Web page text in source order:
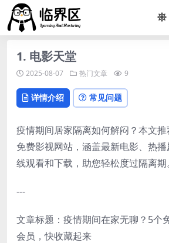
1. 电影天堂
2025-08-07 热门文章 9
详情介绍 常见问题
疫情期间居家隔离如何解闷？本文
免费影视网站，涵盖最新电影、热
线观看和下载，助您轻松度过隔离期。
---
文章标题：疫情期间在家无聊？5个
会员，快收藏起来